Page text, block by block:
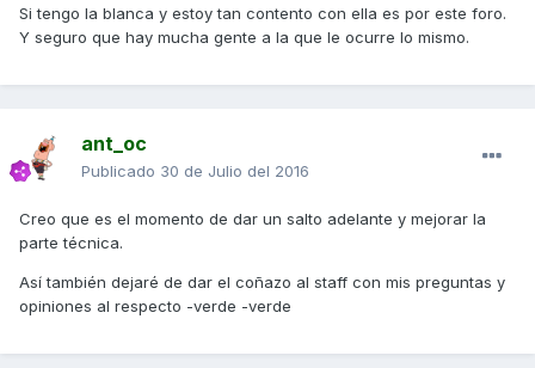
Si tengo la blanca y estoy tan contento con ella es por este foro.
Y seguro que hay mucha gente a la que le ocurre lo mismo.
ant_oc
Publicado 30 de Julio del 2016
Creo que es el momento de dar un salto adelante y mejorar la
parte técnica.
Así también dejaré de dar el coñazo al staff con mis preguntas y
opiniones al respecto -verde -verde